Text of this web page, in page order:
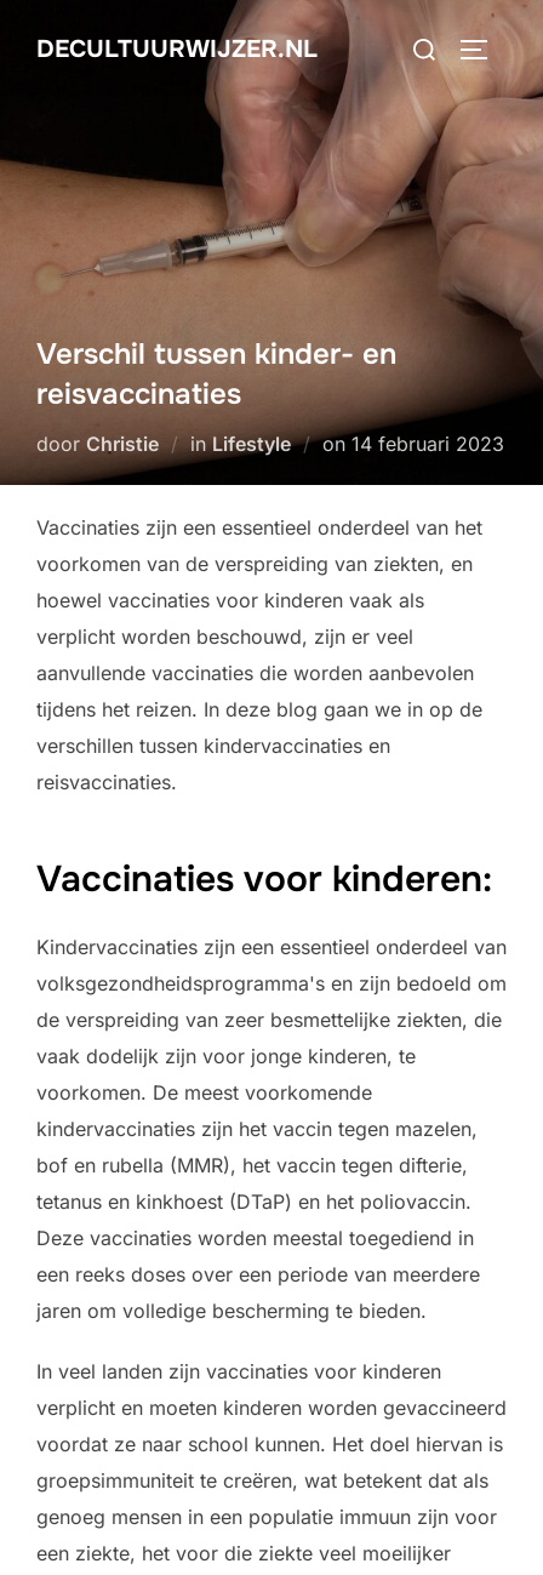
DECULTUURWIJZER.NL
Zoek
naar:
Verschil tussen kinder- en
reisvaccinaties
door Christie inLifestyle on Geplaatst
14 februari 2023
Vaccinaties zijn een essentieel onderdeel van het
voorkomen van de verspreiding van ziekten, en
hoewel vaccinaties voor kinderen vaak als
verplicht worden beschouwd, zijn er veel
aanvullende vaccinaties die worden aanbevolen
tijdens het reizen. In deze blog gaan we in op de
verschillen tussen kindervaccinaties en
reisvaccinaties.
Vaccinaties voor kinderen:
Kindervaccinaties zijn een essentieel onderdeel van
volksgezondheidsprogramma's en zijn bedoeld om
de verspreiding van zeer besmettelijke ziekten, die
vaak dodelijk zijn voor jonge kinderen, te
voorkomen. De meest voorkomende
kindervaccinaties zijn het vaccin tegen mazelen,
bof en rubella (MMR), het vaccin tegen difterie,
tetanus en kinkhoest (DTaP) en het poliovaccin.
Deze vaccinaties worden meestal toegediend in
een reeks doses over een periode van meerdere
jaren om volledige bescherming te bieden.
In veel landen zijn vaccinaties voor kinderen
verplicht en moeten kinderen worden gevaccineerd
voordat ze naar school kunnen. Het doel hiervan is
groepsimmuniteit te creëren, wat betekent dat als
genoeg mensen in een populatie immuun zijn voor
een ziekte, het voor die ziekte veel moeilijker